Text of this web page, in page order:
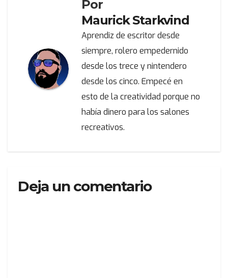
Por
Maurick Starkvind
Aprendiz de escritor desde
siempre, rolero empedernido
desde los trece y nintendero
desde los cinco. Empecé en
esto de la creatividad porque no
había dinero para los salones
recreativos.
Deja un comentario